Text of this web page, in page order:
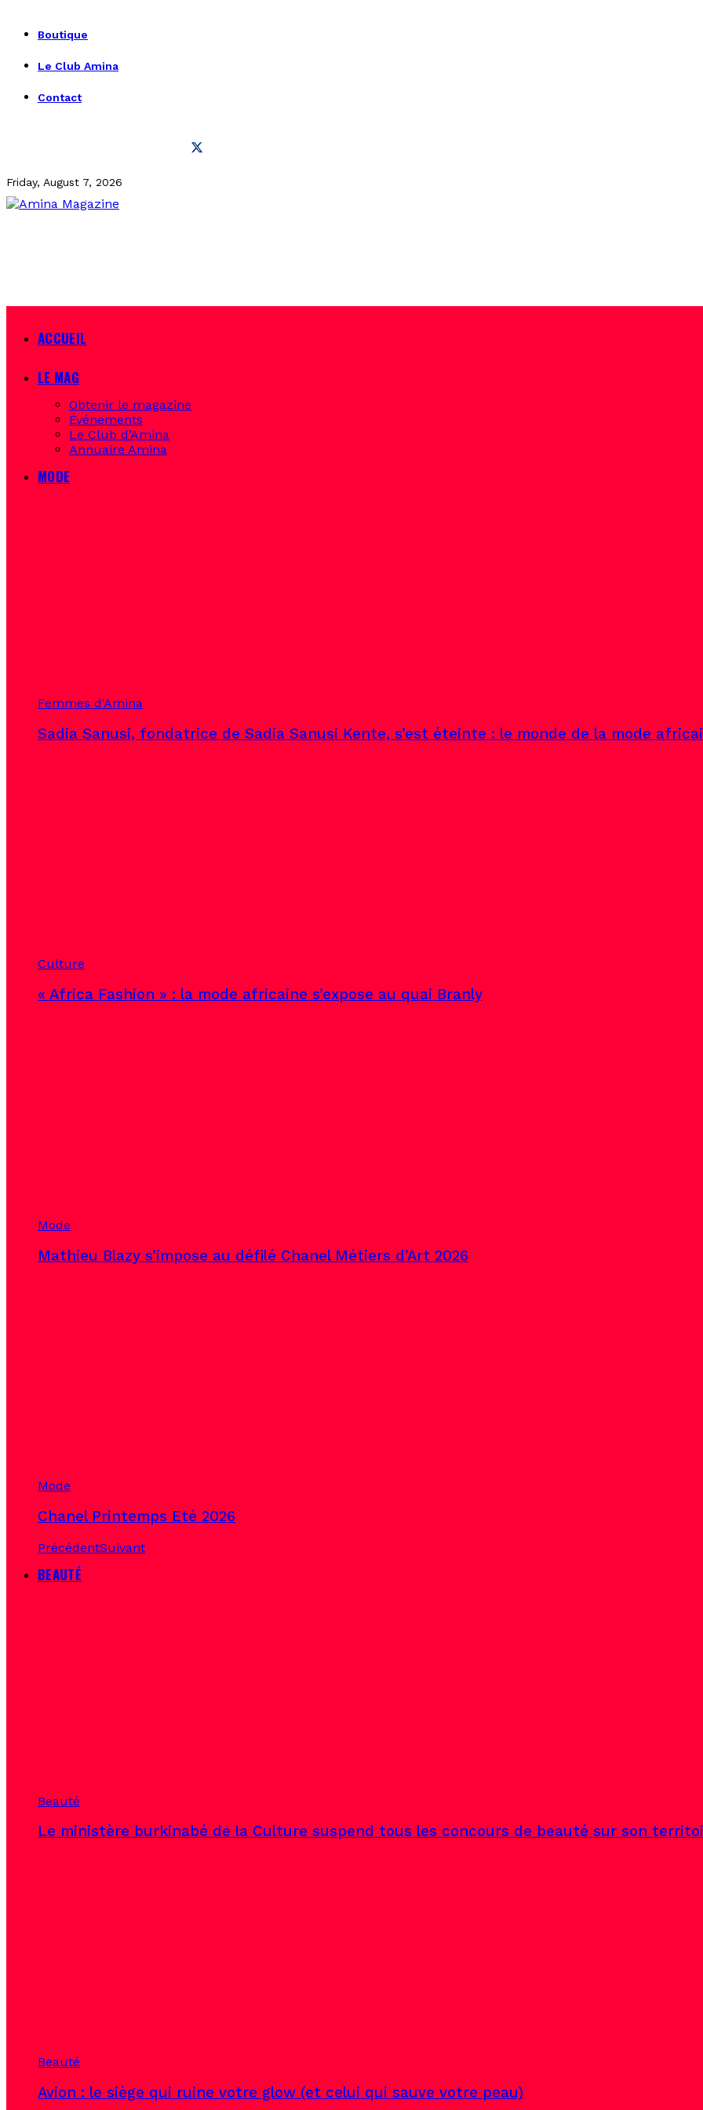
Boutique
Le Club Amina
Contact
Friday, August 7, 2026
ACCUEIL
LE MAG
Obtenir le magazine
Événements
Le Club d’Amina
Annuaire Amina
MODE
Femmes d'Amina
Sadia Sanusi, fondatrice de Sadia Sanusi Kente, s’est éteinte : le monde de la mode
Culture
« Africa Fashion » : la mode africaine s’expose au quai Branly
Mode
Mathieu Blazy s’impose au défilé Chanel Métiers d’Art 2026
Mode
Chanel Printemps Eté 2026
PrécédentSuivant
BEAUTÉ
Beauté
Le ministère burkinabé de la Culture suspend tous les concours de beauté sur son
Beauté
Avion : le siège qui ruine votre glow (et celui qui sauve votre peau)